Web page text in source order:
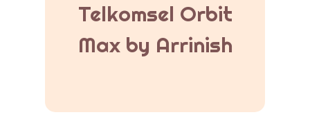
Telkomsel Orbit
Max by Arrinish